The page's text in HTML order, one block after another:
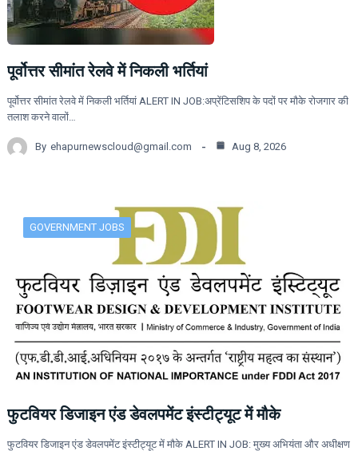
पूर्वोत्तर सीमांत रेलवे में निकली भर्तियां
पूर्वोत्तर सीमांत रेलवे में निकली भर्तियां ALERT IN JOB:अप्रेंटिसशिप के पदों पर मौके रोजगार की
तलाश करने वालों…
By ehapurnewscloud@gmail.com Aug 8, 2026
GOVERNMENT JOBS
फुटवियर डिजाइन एंड डेवलपमेंट इंस्टीट्यूट में मौके
फुटवियर डिजाइन एंड डेवलपमेंट इंस्टीट्यूट में मौके ALERT IN JOB: मुख्य अभियंता और अधीक्षण